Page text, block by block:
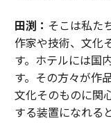
田渕： そこは私た
作家や技術、文化
す。ホテルには国
す。その方々が作
文化そのものに関
する装置になれる